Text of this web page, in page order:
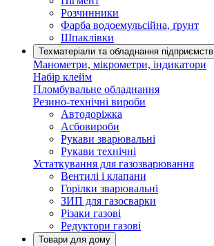
Розчинники
Фарба водоемульсійна, ґрунт
Шпаклівки
Техматеріали та обладнання підприємств
Манометри, мікрометри, індикатори
Набір клейм
Пломбувальне обладнання
Резино-технічні вироби
Автодоріжка
Асбовироби
Рукави зварювальні
Рукави технічні
Устаткування для газозварювання
Вентилі і клапани
Горілки зварювальні
ЗИП для газосварки
Різаки газові
Редуктори газові
Товари для дому